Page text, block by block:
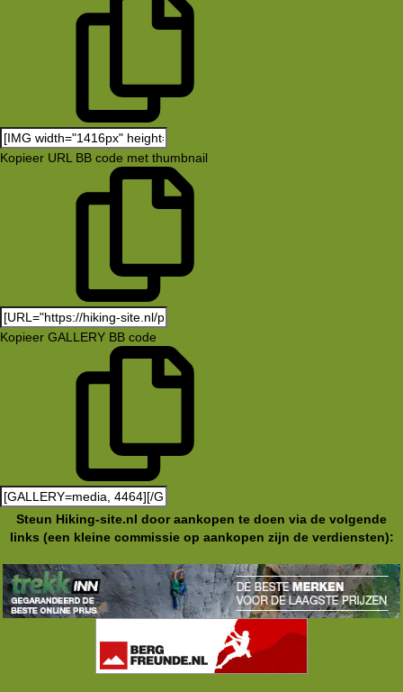
Kopieer URL BB code met thumbnail
Kopieer GALLERY BB code
Steun Hiking-site.nl door aankopen te doen via de volgende
links (een kleine commissie op aankopen zijn de verdiensten):